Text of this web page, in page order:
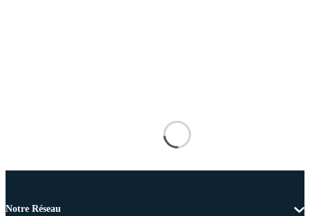
Notre Réseau